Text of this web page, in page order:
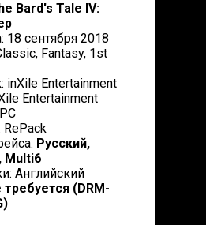
Bard's Tale IV:
18 сентября 2018
Fantasy, 1st
inXile Entertainment
Entertainment
RePack
Русский,
Multi6
Английский
требуется (DRM-